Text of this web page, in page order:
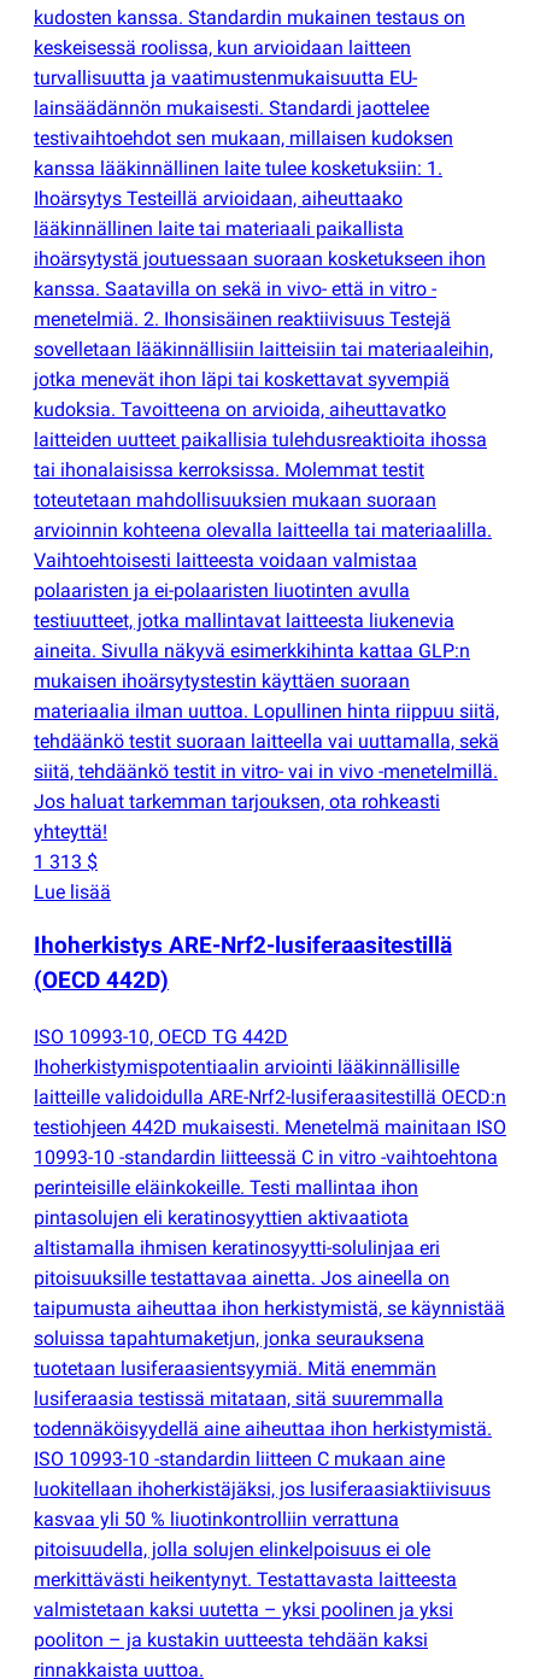
kudosten kanssa. Standardin mukainen testaus on
keskeisessä roolissa, kun arvioidaan laitteen
turvallisuutta ja vaatimustenmukaisuutta EU-
lainsäädännön mukaisesti. Standardi jaottelee
testivaihtoehdot sen mukaan, millaisen kudoksen
kanssa lääkinnällinen laite tulee kosketuksiin: 1.
Ihoärsytys Testeillä arvioidaan, aiheuttaako
lääkinnällinen laite tai materiaali paikallista
ihoärsytystä joutuessaan suoraan kosketukseen ihon
kanssa. Saatavilla on sekä in vivo- että in vitro -
menetelmiä. 2. Ihonsisäinen reaktiivisuus Testejä
sovelletaan lääkinnällisiin laitteisiin tai materiaaleihin,
jotka menevät ihon läpi tai koskettavat syvempiä
kudoksia. Tavoitteena on arvioida, aiheuttavatko
laitteiden uutteet paikallisia tulehdusreaktioita ihossa
tai ihonalaisissa kerroksissa. Molemmat testit
toteutetaan mahdollisuuksien mukaan suoraan
arvioinnin kohteena olevalla laitteella tai materiaalilla.
Vaihtoehtoisesti laitteesta voidaan valmistaa
polaaristen ja ei-polaaristen liuotinten avulla
testiuutteet, jotka mallintavat laitteesta liukenevia
aineita. Sivulla näkyvä esimerkkihinta kattaa GLP:n
mukaisen ihoärsytystestin käyttäen suoraan
materiaalia ilman uuttoa. Lopullinen hinta riippuu siitä,
tehdäänkö testit suoraan laitteella vai uuttamalla, sekä
siitä, tehdäänkö testit in vitro- vai in vivo -menetelmillä.
Jos haluat tarkemman tarjouksen, ota rohkeasti
yhteyttä!
1 313 $
Lue lisää
Ihoherkistys ARE-Nrf2-lusiferaasitestillä
(OECD 442D)
ISO 10993-10, OECD TG 442D
Ihoherkistymispotentiaalin arviointi lääkinnällisille
laitteille validoidulla ARE-Nrf2-lusiferaasitestillä OECD:n
testiohjeen 442D mukaisesti. Menetelmä mainitaan ISO
10993-10 -standardin liitteessä C in vitro -vaihtoehtona
perinteisille eläinkokeille. Testi mallintaa ihon
pintasolujen eli keratinosyyttien aktivaatiota
altistamalla ihmisen keratinosyytti-solulinjaa eri
pitoisuuksille testattavaa ainetta. Jos aineella on
taipumusta aiheuttaa ihon herkistymistä, se käynnistää
soluissa tapahtumaketjun, jonka seurauksena
tuotetaan lusiferaasientsyymiä. Mitä enemmän
lusiferaasia testissä mitataan, sitä suuremmalla
todennäköisyydellä aine aiheuttaa ihon herkistymistä.
ISO 10993-10 -standardin liitteen C mukaan aine
luokitellaan ihoherkistäjäksi, jos lusiferaasiaktiivisuus
kasvaa yli 50 % liuotinkontrolliin verrattuna
pitoisuudella, jolla solujen elinkelpoisuus ei ole
merkittävästi heikentynyt. Testattavasta laitteesta
valmistetaan kaksi uutetta – yksi poolinen ja yksi
pooliton – ja kustakin uutteesta tehdään kaksi
rinnakkaista uuttoa.